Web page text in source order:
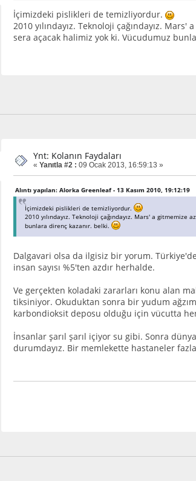
İçimizdeki pislikleri de temizliyordur.
2010 yılındayız. Teknoloji çağındayız.
sera açacak halimiz yok ki. Vücudumuz
Ynt: Kolanın Faydaları
« Yanıtla #2 : 09 Ocak 2013, 16:59:13 »
Alıntı yapılan: Alorka Greenleaf - 13 Kasım 2010, 19:12:19
İçimizdeki pislikleri de temizliyordur.
2010 yılındayız. Teknoloji çağındayız. Mars' a gitmemize
bunlara direnç kazanır. belki.
Dalgavari olsa da ilgisiz bir yorum.
insan sayısı %5'ten azdır herhalde.
Ve gerçekten koladaki zararları konu alan
tiksiniyor. Okuduktan sonra bir yudum
karbondioksit deposu olduğu için vücutta
İnsanlar şarıl şarıl içiyor su gibi. Sonra
durumdayız. Bir memlekette hastaneler